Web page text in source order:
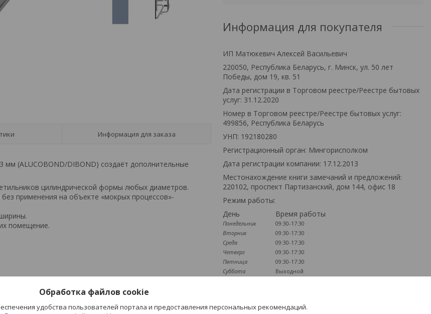
Информация для заказа
(ALUCOBOND/DIBOND) создаёт дополнительные
цилиндрической формы любых диаметров.
применения на объекте «мокрых процессов»-
помещение.
Информация для покупателя
ИП Матюкевич Алексей Васильевич
220050, Республика Беларусь, г. Минск, ул. 50 лет
Победы, дом 19, кв. 51
Дата регистрации в Торговом реестре/Реестре бытовых
услуг: 31.12.2020
Номер в Торговом реестре/Реестре бытовых услуг:
499856, Республика Беларусь
УНП: 192180280
Регистрационный орган: Мингорисполком
Дата регистрации компании: 17.12.2013
Местонахождение книги замечаний и предложений:
220102, проспект Партизанский, дом 144, офис 18
Режим работы:
День
Время работы
Понедельник
09:30-17:30
Вторник
09:30-17:30
Среда
09:30-17:30
Четверг
09:30-17:30
Пятница
09:30-17:30
Суббота
Выходной
Наличие документов
Обработка файлов cookie
удобства пользователей портала и предоставления персональных рекомендаций.